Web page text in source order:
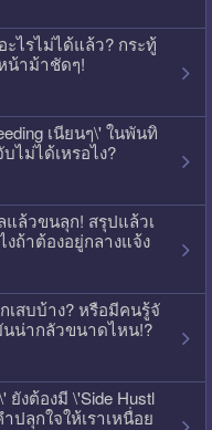
ะไรไม่ได้แล้ว? กระทู้
น้าม้าชัดๆ!
เนียนๆ\' ในพันทิ
ไม่ได้เหรอไง?
ล้วขนลุก! สรุปแล้วเ
ถ้าต้องอยู่กลางแจ้ง
เสบบ้าง? หรือมีคนรู้จั
น่ากลัวขนาดไหน!?
ยังต้องมี \'Side Hustl
ปลุกใจให้เราเหนื่อย